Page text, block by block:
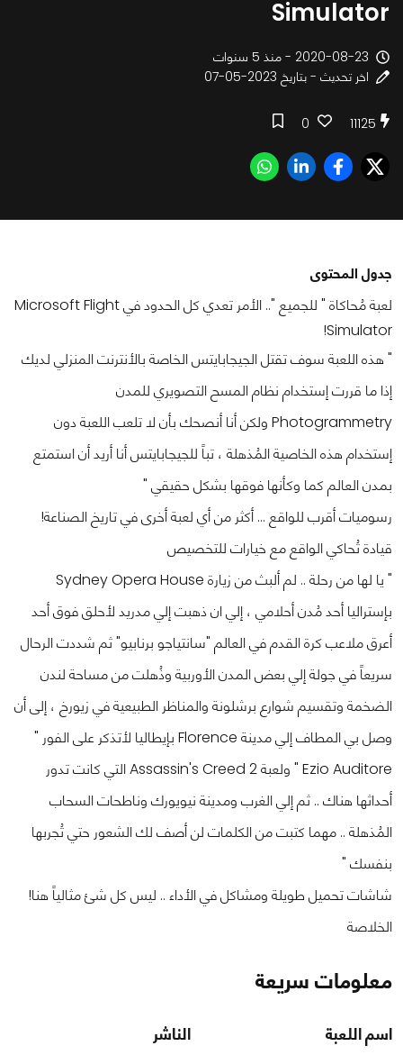
Simulator
2020-08-23 - منذ 5 سنوات
اخر تحديث - بتاريخ 2023-05-07
11125
0
جدول المحتوى
لعبة مُحاكاة " للجميع ".. الأمر تعدي كل الحدود في Microsoft Flight
Simulator!
" هذه اللعبة سوف تقتل الجيجابايتس الخاصة بالأنترنت المنزلي لديك
إذا ما قررت إستخدام نظام المسح التصويري للمدن
Photogrammetry ولكن أنا أنصحك بأن لا تلعب اللعبة دون
إستخدام هذه الخاصية المُذهلة ، تباً للجيجابايتس أنا أريد أن استمتع
بمدن العالم كما وكأنها فوقها بشكل حقيقي "
رسوميات أقرب للواقع ... أكثر من أي لعبة أخرى في تاريخ الصناعة!
قيادة تُحاكي الواقع مع خيارات للتخصيص
" يا لها من رحلة .. لم ألبث من زيارة Sydney Opera House
بإستراليا أحد مُدن أحلامي ، إلي ان ذهبت إلي مدريد لأحلق فوق أحد
أعرق ملاعب كرة القدم في العالم "سانتياجو برنابيو" ثم شددت الرحال
سريعاً في جولة إلي بعض المدن الأوربية وذُهلت من مساحة لندن
الضخمة وتقسيم شوارع برشلونة والمناظر الطبيعية في زيورخ ، إلى أن
وصل بي المطاف إلي مدينة Florence بإيطاليا لأتذكر على الفور "
Ezio Auditore " ولعبة Assassin's Creed 2 التي كانت تدور
أحداثها هناك .. ثم إلي الغرب ومدينة نيويورك وناطحات السحاب
المُذهلة .. مهما كتبت من الكلمات لن أصف لك الشعور حتي تُجربها
بنفسك "
شاشات تحميل طويلة ومشاكل في الأداء .. ليس كل شئ مثالياً هنا!
الخلاصة
معلومات سريعة
اسم اللعبة الناشر